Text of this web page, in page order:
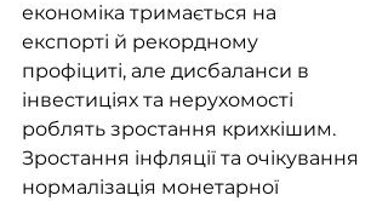
економіка тримається на
експорті й рекордному
профіциті, але дисбаланси в
інвестиціях та нерухомості
роблять зростання крихкішим.
Зростання інфляції та очікування
нормалізація монетарної